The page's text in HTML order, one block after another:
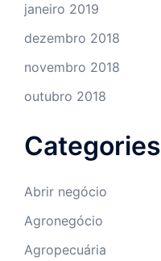
janeiro 2019
dezembro 2018
novembro 2018
outubro 2018
Categories
Abrir negócio
Agronegócio
Agropecuária